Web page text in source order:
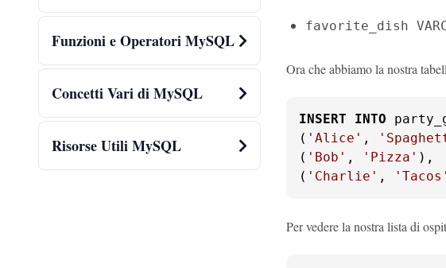
Funzioni e Operatori MySQL
Concetti Vari di MySQL
Risorse Utili MySQL
favorite_dish
Ora che abbiamo la nostra
INSERT INTO
( 'Alice' ,
( 'Bob' , 'Pizza' ),
( 'Charlie' , 'Tacos'
Per vedere la nostra lista di